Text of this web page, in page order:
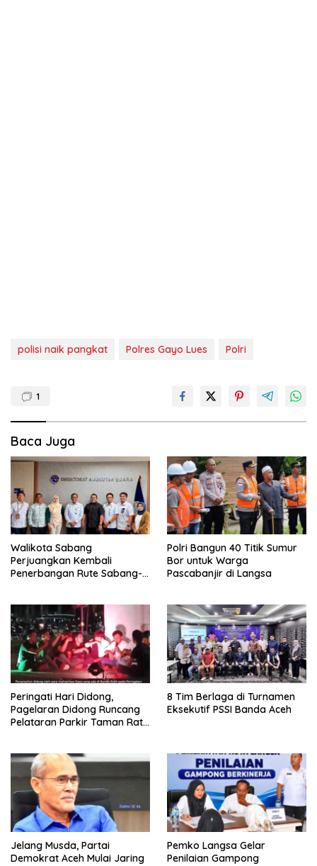
polisi naik pangkat Polres Gayo Lues Polri
1
Baca Juga
Walikota Sabang
Perjuangkan Kembali
Penerbangan Rute Sabang-
Polri Bangun 40 Titik Sumur
Bor untuk Warga
Pascabanjir di Langsa
Peringati Hari Didong,
Pagelaran Didong Runcang
Pelataran Parkir Taman Ratu
8 Tim Berlaga di Turnamen
Eksekutif PSSI Banda Aceh
Jelang Musda, Partai
Demokrat Aceh Mulai Jaring
Pemko Langsa Gelar
Penilaian Gampong